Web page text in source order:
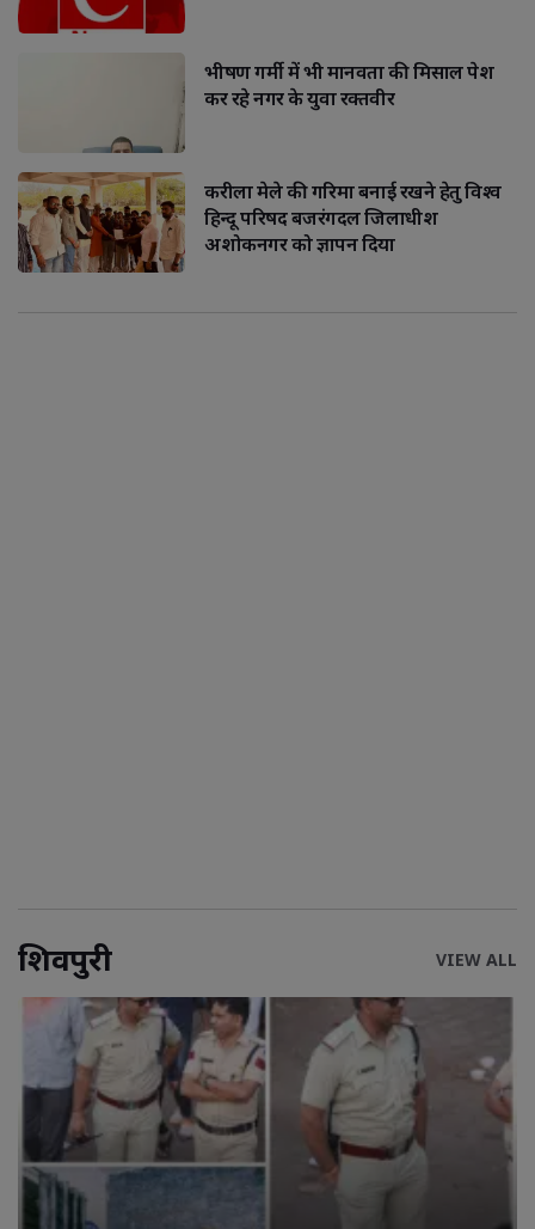
भीषण गर्मी में भी मानवता की मिसाल पेश
कर रहे नगर के युवा रक्तवीर
करीला मेले की गरिमा बनाई रखने हेतु विश्व
हिन्दू परिषद बजरंगदल जिलाधीश
अशोकनगर को ज्ञापन दिया
शिवपुरी VIEW ALL